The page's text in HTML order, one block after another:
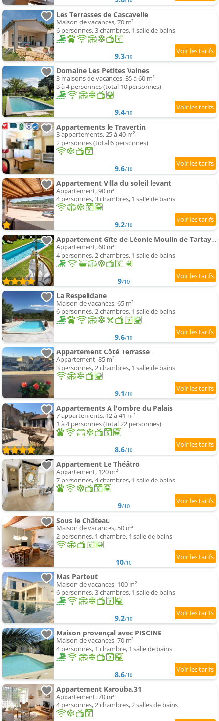
Les Terrasses de Cascavelle
Maison de vacances, 70 m²
6 personnes, 3 chambres, 1 salle de bains
9.3/10
Domaine Les Petites Vaines
3 maisons de vacances, 35 à 60 m²
3 à 4 personnes (total 10 personnes)
9.4/10
Appartements le Travertin
3 appartements, 25 à 40 m²
2 personnes (total 6 personnes)
9.6/10
Appartement Villa du soleil levant
Appartement, 90 m²
4 personnes, 3 chambres, 1 salle de bains
9.2/10
Appartement Gîte de Léonie Moulin de Tartay en Avignon
Appartement, 60 m²
4 personnes, 2 chambres, 1 salle de bains
9/10
La Respelidane
Maison de vacances, 65 m²
6 personnes, 2 chambres, 1 salle de bains
9.6/10
Appartement Côté Terrasse
Appartement, 85 m²
3 personnes, 2 chambres, 1 salle de bains
9.1/10
Appartements A l'ombre du Palais
7 appartements, 12 à 41 m²
1 à 4 personnes (total 22 personnes)
8.6/10
Appartement Le Théâtro
Appartement, 120 m²
7 personnes, 4 chambres, 1 salle de bains
9/10
Sous le Château
Maison de vacances, 50 m²
2 personnes, 1 chambre, 1 salle de bains
10/10
Mas Partout
Maison de vacances, 100 m²
6 personnes, 3 chambres, 1 salle de bains
9.2/10
Maison provençal avec PISCINE
Maison de vacances, 70 m²
4 personnes, 1 chambre, 1 salle de bains
8.6/10
Appartement Karouba.31
Appartement, 70 m²
4 personnes, 2 chambres, 2 salles de bains